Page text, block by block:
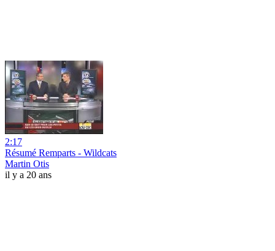
2:17
Résumé Remparts - Wildcats
Martin Otis
il y a 20 ans